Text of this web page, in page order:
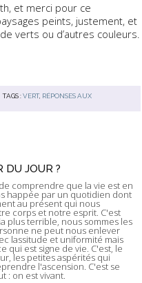
et merci pour ce
peints, justement, et
verts ou d’autres couleurs.
TAGS :VERT, RÉPONSES AUX
DU JOUR ?
comprendre que la vie est en
happée par un quotidien dont
au présent qui nous
corps et notre esprit. C'est
plus terrible, nous sommes les
ne peut nous enlever
lassitude et uniformité mais
qui est signe de vie. C'est, le
les petites aspérités qui
l'ascension. C'est se
: on est vivant.